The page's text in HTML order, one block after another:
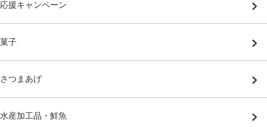
応援キャンペーン
菓子
さつまあげ
水産加工品・鮮魚